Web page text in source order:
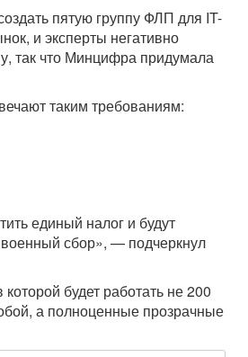
пятую группу ФЛП для IT-
и эксперты негативно
так что Минцифра придумала
таким требованиям:
единый налог и будут
сбор», — подчеркнул
будет работать не 200
а полноценные прозрачные